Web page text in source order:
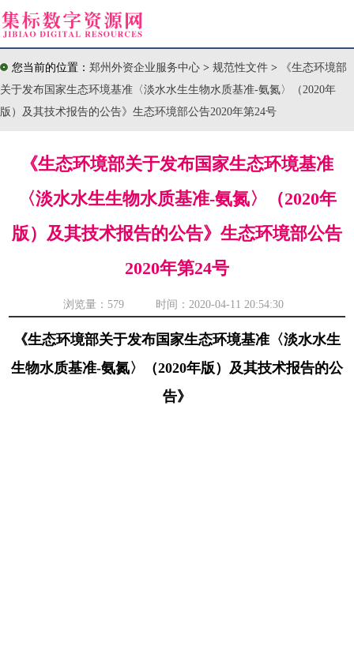
您当前的位置： 郑州外资企业服务中心 > 规范性文件 >
《生态环境部
关于发布国家生态环境基准〈淡水水生生物水质基准-氨氮〉（2020年
版）及其技术报告的公告》生态环境部公告2020年第24号
《生态环境部关于发布国家生态环境基准
〈淡水水生生物水质基准-氨氮〉（2020年
版）及其技术报告的公告》生态环境部公告
2020年第24号
浏览量： 579 时间：2020-04-11 20:54:30
《生态环境部关于发布国家生态环境基准〈淡水水生
生物水质基准-氨氮〉（2020年版）及其技术报告的公
告》